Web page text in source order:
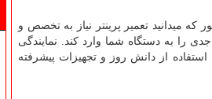
که میدانید تعمیر پرینتر نیاز به تخصص و
را به دستگاه شما وارد کند. نمایندگی
از دانش روز و تجهیزات پیشرفته